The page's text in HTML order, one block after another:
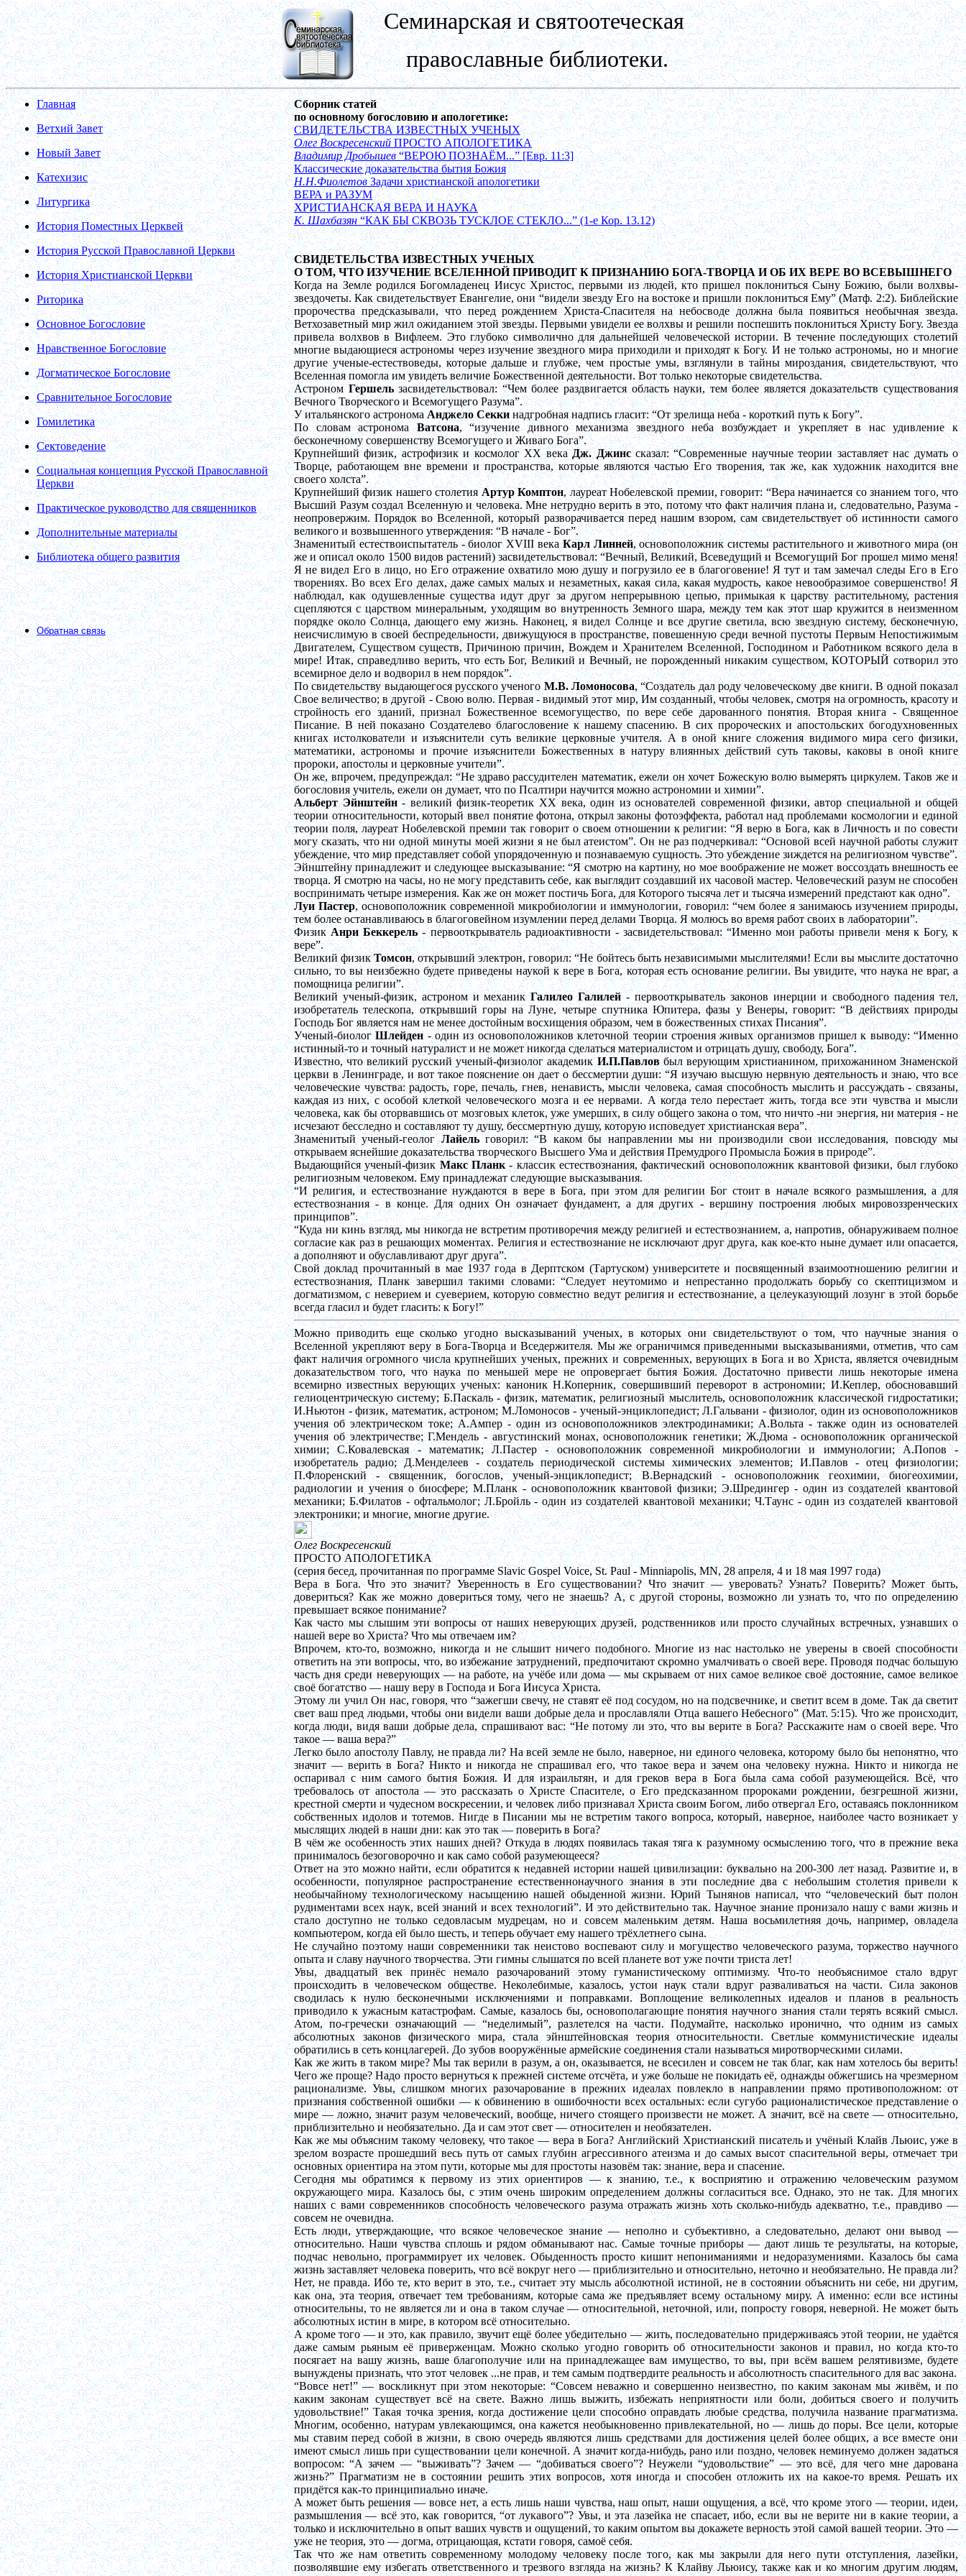
Семинарская и святоотеческая
православные библиотеки.
Главная
Ветхий Завет
Новый Завет
Катехизис
Литургика
История Поместных Церквей
История Русской Православной Церкви
История Христианской Церкви
Риторика
Основное Богословие
Нравственное Богословие
Догматическое Богословие
Сравнительное Богословие
Гомилетика
Сектоведение
Социальная концепция Русской Православной
Церкви
Практическое руководство для священников
Дополнительные материалы
Библиотека общего развития
Обратная связь
Сборник статей
по основному богословию и апологетике:
СВИДЕТЕЛЬСТВА ИЗВЕСТНЫХ УЧЕНЫХ
Олег ВоскресенскийПРОСТО АПОЛОГЕТИКА
Владимир Дробышев“ВЕРОЮ ПОЗНАЁМ...” [Евр. 11:3]
Классические доказательства бытия Божия
Н.Н.ФиолетовЗадачи христианской апологетики
ВЕРА и РАЗУМ
ХРИСТИАНСКАЯ ВЕРА И НАУКА
К. Шахбазян “КАК БЫ СКВОЗЬ ТУСКЛОЕ СТЕКЛО...” (1-е Кор. 13.12)
СВИДЕТЕЛЬСТВА ИЗВЕСТНЫХ УЧЕНЫХ
О ТОМ, ЧТО ИЗУЧЕНИЕ ВСЕЛЕННОЙ ПРИВОДИТ К ПРИЗНАНИЮ БОГА-ТВОРЦА И ОБ ИХ ВЕРЕ ВО ВСЕВЫШНЕГО
Когда на Земле родилсяБогомладенецИисус Христос, первыми из людей, кто пришел поклониться Сыну Божию, были волхвы-
звездочеты. Как свидетельствует Евангелие, они “видели звезду Его на востоке и пришли поклониться Ему” (Матф. 2:2). Библейские
пророчества предсказывали, что перед рождением Христа-Спасителя на небосводе должна была появиться необычная звезда.
Ветхозаветный мир жил ожиданием этой звезды. Первыми увидели ее волхвы и решили поспешить поклониться Христу Богу. Звезда
привела волхвов в Вифлеем. Это глубоко символично для дальнейшей человеческой истории. В течение последующих столетий
многие выдающиеся астрономы через изучение звездного мира приходили и приходят к Богу. И не только астрономы, но и многие
другие ученые-естествоведы, которые дальше и глубже, чем простые умы, взглянули в тайны мироздания, свидетельствуют, что
Вселенная помогла им увидеть величие Божественной деятельности. Вот только некоторые свидетельства.
АстрономГершельзасвидетельствовал: “Чем более раздвигается область науки, тем более является доказательств существования
Вечного Творческого и Всемогущего Разума”.
У итальянского астрономаАнджело Секкинадгробная надпись гласит: “От зрелища неба - короткий путь к Богу”.
По словам астрономаВатсона, “изучение дивного механизма звездного неба возбуждает и укрепляет в нас удивление к
бесконечному совершенству Всемогущего и Живаго Бога”.
Крупнейший физик, астрофизик и космолог XX векаДж. Джинссказал: “Современные научные теории заставляет нас думать о
Творце, работающем вне времени и пространства, которые являются частью Его творения, так же, как художник находится вне
своего холста”.
Крупнейший физик нашего столетияАртур Комптон, лауреат Нобелевской премии, говорит: “Вера начинается со знанием того, что
Высший Разум создал Вселенную и человека. Мне нетрудно верить в это, потому что факт наличия плана и, следовательно, Разума -
неопровержим. Порядок во Вселенной, который разворачивается перед нашим взором, сам свидетельствует об истинности самого
великого и возвышенного утверждения: “В начале - Бог”.
Знаменитый естествоиспытатель - биолог XVIII векаКарл Линней, основоположник системы растительного и животного мира (он
же и описал около 1500 видов растений) засвидетельствовал: “Вечный, Великий, Всеведущий и Всемогущий Бог прошел мимо меня!
Я не видел Его в лицо, но Его отражение охватило мою душу и погрузило ее в благоговение! Я тут и там замечал следы Его в Его
творениях. Во всех Его делах, даже самых малых и незаметных, какая сила, какая мудрость, какое невообразимое совершенство! Я
наблюдал, как одушевленные существа идут друг за другом непрерывною цепью, примыкая к царству растительному, растения
сцепляются с царством минеральным, уходящим во внутренность Земного шара, между тем как этот шар кружится в неизменном
порядке около Солнца, дающего ему жизнь. Наконец, я видел Солнце и все другие светила, всю звездную систему, бесконечную,
неисчислимую в своей беспредельности, движущуюся в пространстве, повешенную среди вечной пустоты Первым Непостижимым
Двигателем, Существом существ, Причиною причин, Вождем и Хранителем Вселенной, Господином и Работником всякого дела в
мире! Итак, справедливо верить, что есть Бог, Великий и Вечный, не порожденный никаким существом, КОТОРЫЙ сотворил это
всемирное дело и водворил в нем порядок”.
По свидетельству выдающегося русского ученогоМ.В. Ломоносова, “Создатель дал роду человеческому две книги. В одной показал
Свое величество; в другой - Свою волю. Первая - видимый этот мир, Им созданный, чтобы человек, смотря на огромность, красоту и
стройность его зданий, признал Божественное всемогущество, по вере себе дарованного понятия. Вторая книга - Священное
Писание. В ней показаноСоздателевоблагословение к нашему спасению. В сих пророческих и апостольскихбогодухновенных
книгах истолкователи иизъяснителисуть великие церковные учителя. А в оной книге сложения видимого мира сего физики,
математики, астрономы и прочиеизъяснителиБожественных в натурувлиянныхдействий суть таковы, каковы в оной книге
пророки, апостолы и церковные учители”.
Он же, впрочем, предупреждал: “Не здраво рассудителен математик, ежели он хочет Божескую волю вымерять циркулем. Таков же и
богословия учитель, ежели он думает, что по Псалтири научится можно астрономии и химии”.
Альберт Эйнштейн- великий физик-теоретик XX века, один из основателей современной физики, автор специальной и общей
теории относительности, который ввел понятие фотона, открыл законы фотоэффекта, работал над проблемами космологии и единой
теории поля, лауреат Нобелевской премии так говорит о своем отношении к религии: “Я верю в Бога, как в Личность и по совести
могу сказать, что ни одной минуты моей жизни я не был атеистом”. Он не раз подчеркивал: “Основой всей научной работы служит
убеждение, что мир представляет собой упорядоченную и познаваемую сущность. Это убеждение зиждется на религиозном чувстве”.
Эйнштейну принадлежит и следующее высказывание: “Я смотрю на картину, но мое воображение не может воссоздать внешность ее
творца. Я смотрю на часы, но не могу представить себе, как выглядит создавший их часовой мастер. Человеческий разум не способен
воспринимать четыре измерения. Как же он может постичь Бога, для Которого тысяча лет и тысяча измерений предстают как одно”.
Луи Пастер, основоположник современной микробиологии и иммунологии, говорил: “чем более я занимаюсь изучением природы,
тем более останавливаюсь в благоговейном изумлении перед делами Творца. Я молюсь во время работ своих в лаборатории”.
ФизикАнри Беккерель- первооткрыватель радиоактивности - засвидетельствовал: “Именно мои работы привели меня к Богу, к
вере”.
Великий физикТомсон, открывший электрон, говорил: “Не бойтесь быть независимыми мыслителями! Если вы мыслите достаточно
сильно, то вы неизбежно будете приведены наукой к вере в Бога, которая есть основание религии. Вы увидите, что наука не враг, а
помощница религии”.
Великий ученый-физик, астроном и механикГалилео Галилей- первооткрыватель законов инерции и свободного падения тел,
изобретатель телескопа, открывший горы на Луне, четыре спутника Юпитера, фазы у Венеры, говорит: “В действиях природы
Господь Бог является нам не менее достойным восхищения образом, чем в божественных стихах Писания”.
Ученый-биологШлейден- один из основоположников клеточной теории строения живых организмов пришел к выводу: “Именно
истинный-то и точный натуралист и не может никогда сделаться материалистом и отрицать душу, свободу, Бога”.
Известно, что великий русский ученый-физиолог академикИ.П.Павловбыл верующим христианином, прихожанином Знаменской
церкви в Ленинграде, и вот такое пояснение он дает о бессмертии души: “Я изучаю высшую нервную деятельность и знаю, что все
человеческие чувства: радость, горе, печаль, гнев, ненависть, мысли человека, самая способность мыслить и рассуждать - связаны,
каждая из них, с особой клеткой человеческого мозга и ее нервами. А когда тело перестает жить, тогда все эти чувства и мысли
человека, как бы оторвавшись от мозговых клеток, уже умерших, в силу общего закона о том, что ничто -ни энергия, ни материя - не
исчезают бесследно и составляют ту душу, бессмертную душу, которую исповедует христианская вера”.
Знаменитый ученый-геологЛайельговорил: “В каком бы направлении мы ни производили свои исследования, повсюду мы
открываем яснейшие доказательства творческого Высшего Ума и действия Премудрого Промысла Божия в природе”.
Выдающийся ученый-физикМакс Планк- классик естествознания, фактический основоположник квантовой физики, был глубоко
религиозным человеком. Ему принадлежат следующие высказывания.
“И религия, и естествознание нуждаются в вере в Бога, при этом для религии Бог стоит в начале всякого размышления, а для
естествознания - в конце. Для одних Он означает фундамент, а для других - вершину построения любых мировоззренческих
принципов”.
“Куда ни кинь взгляд, мы никогда не встретим противоречия между религией и естествознанием, а, напротив, обнаруживаем полное
согласие как раз в решающих моментах. Религия и естествознание не исключают друг друга, как кое-кто ныне думает или опасается,
а дополняют и обуславливают друг друга”.
Свой доклад прочитанный в мае 1937 года вДерптском(Тартуском) университете и посвященный взаимоотношению религии и
естествознания, Планк завершил такими словами: “Следует неутомимо и непрестанно продолжать борьбу со скептицизмом и
догматизмом, с неверием и суеверием, которую совместно ведут религия и естествознание, а целеуказующийлозунг в этой борьбе
всегда гласил и будет гласить: к Богу!”
Можно приводить еще сколько угодно высказываний ученых, в которых они свидетельствуют о том, что научные знания о
Вселенной укрепляют веру в Бога-Творца и Вседержителя. Мы же ограничимся приведенными высказываниями, отметив, что сам
факт наличия огромного числа крупнейших ученых, прежних и современных, верующих в Бога и во Христа, является очевидным
доказательством того, что наука по меньшей мере не опровергает бытия Божия. Достаточно привести лишь некоторые имена
всемирно известных верующих ученых: каноник Н.Коперник, совершивший переворот в астрономии; И.Кеплер, обосновавший
гелиоцентрическую систему; Б.Паскаль - физик, математик, религиозный мыслитель, основоположник классической гидростатики;
И.Ньютон - физик, математик, астроном; М.Ломоносов - ученый-энциклопедист;Л.Гальвани- физиолог, один из основоположников
учения об электрическом токе; А.Ампер - один из основоположников электродинамики; А.Вольта - также один из основателей
учения об электричестве; Г.Мендель -августинскиймонах, основоположник генетики; Ж.Дюма - основоположник органической
химии; С.Ковалевская - математик; Л.Пастер - основоположник современной микробиологии и иммунологии; А.Попов -
изобретатель радио; Д.Менделеев - создатель периодической системы химических элементов; И.Павлов - отец физиологии;
П.Флоренский - священник, богослов, ученый-энциклопедист; В.Вернадский - основоположник геохимии, биогеохимии,
радиологии и учения о биосфере; М.Планк - основоположник квантовой физики; Э.Шредингер - один из создателей квантовой
механики; Б.Филатов - офтальмолог; Л.Бройль - один из создателей квантовой механики;Ч.Таунс- один из создателей квантовой
электроники; и многие, многие другие.
Олег Воскресенский
ПРОСТО АПОЛОГЕТИКА
(серия бесед, прочитанная по программе Slavic Gospel Voice, St. Paul -Minniapolis, MN, 28 апреля, 4 и 18 мая 1997 года)
Вера в Бога. Что это значит? Уверенность в Его существовании? Что значит — уверовать? Узнать? Поверить? Может быть,
довериться? Как же можно довериться тому, чего не знаешь? А, с другой стороны, возможно ли узнать то, что по определению
превышает всякое понимание?
Как часто мы слышим эти вопросы от наших неверующих друзей, родственников или просто случайных встречных, узнавших о
нашей вере во Христа? Что мы отвечаем им?
Впрочем, кто-то, возможно, никогда и не слышит ничего подобного. Многие из нас настолько не уверены в своей способности
ответить на эти вопросы, что, во избежание затруднений, предпочитают скромно умалчивать о своей вере. Проводя подчас большую
часть дня среди неверующих — на работе, на учёбе или дома — мы скрываем от них самое великое своё достояние, самое великое
своё богатство — нашу веру в Господа и Бога Иисуса Христа.
Этому ли учил Он нас, говоря, что “зажегши свечу, не ставят её под сосудом, но на подсвечнике, и светит всем в доме. Так да светит
свет ваш пред людьми, чтобы они видели ваши добрые дела и прославляли Отца вашего Небесного” (Мат. 5:15). Что же происходит,
когда люди, видя ваши добрые дела, спрашивают вас: “Не потому ли это, что вы верите в Бога? Расскажите нам о своей вере. Что
такое — ваша вера?”
Легко было апостолу Павлу, не правда ли? На всей земле не было, наверное, ни единого человека, которому было бы непонятно, что
значит — верить в Бога? Никто и никогда не спрашивал его, что такое вера и зачем она человеку нужна. Никто и никогда не
оспаривал с ним самого бытия Божия. И для израильтян, и для греков вера в Бога была сама собой разумеющейся. Всё, что
требовалось от апостола — это рассказать о Христе Спасителе, о Его предсказанном пророками рождении, безгрешной жизни,
крестной смерти и чудесном воскресении, и человек либо признавал Христа своим Богом, либо отвергал Его, оставаясь поклонником
собственных идолов и тотемов. Нигде в Писании мы не встретим такого вопроса, который, наверное, наиболее часто возникает у
мыслящих людей в наши дни: как это так — поверить в Бога?
В чём же особенность этих наших дней? Откуда в людях появилась такая тяга к разумному осмыслению того, что в прежние века
принималось безоговорочно и как само собой разумеющееся?
Ответ на это можно найти, если обратится к недавней истории нашей цивилизации: буквально на 200-300 лет назад. Развитие и, в
особенности, популярное распространение естественнонаучного знания в эти последние два с небольшим столетия привели к
необычайному технологическому насыщению нашей обыденной жизни. Юрий Тынянов написал, что “человеческий быт полон
рудиментами всех наук, всей знаний и всех технологий”. И это действительно так. Научное знание пронизало нашу с вами жизнь и
стало доступно не только седовласым мудрецам, но и совсем маленьким детям. Наша восьмилетняя дочь, например, овладела
компьютером, когда ей было шесть, и теперь обучает ему нашего трёхлетнего сына.
Не случайно поэтому наши современники так неистово воспевают силу и могущество человеческого разума, торжество научного
опыта и славу научного творчества. Эти гимны слышатся по всей планете вот уже почти триста лет!
Увы, двадцатый век принёс немало разочарований этому гуманистическому оптимизму. Что-то необъяснимое стало вдруг
происходить в человеческом обществе. Неколебимые, казалось, устои наук стали вдруг разваливаться на части. Сила законов
сводилась к нулю бесконечными исключениями и поправками. Воплощение великолепных идеалов и планов в реальность
приводило к ужасным катастрофам. Самые, казалось бы, основополагающие понятия научного знания стали терять всякий смысл.
Атом, по-гречески означающий — “неделимый”, разлетелся на части. Подумайте, насколько иронично, что одним из самых
абсолютных законов физического мира, стала эйнштейновская теория относительности. Светлые коммунистические идеалы
обратились в сеть концлагерей. До зубов вооружённые армейские соединения стали называться миротворческими силами.
Как же жить в таком мире? Мы так верили в разум, а он, оказывается, не всесилен и совсем не так благ, как нам хотелось бы верить!
Чего же проще? Надо просто вернуться к прежней системе отсчёта, и уже больше не покидать её, однажды обжегшись на чрезмерном
рационализме. Увы, слишком многих разочарование в прежних идеалах повлекло в направлении прямо противоположном: от
признания собственной ошибки — к обвинению в ошибочности всех остальных: если сугубо рационалистическое представление о
мире — ложно, значит разум человеческий, вообще, ничего стоящего произвести не может. А значит, всё на свете — относительно,
приблизительно и необязательно. Да и сам этот свет — относителен и необязателен.
Как же мы объясним такому человеку, что такое — вера в Бога? Английский Христианский писатель и учёныйКлайвЛьюис, уже в
зрелом возрасте прошедший весь путь от самых глубин агрессивного атеизма и до самых высот спасительной веры, отмечает три
основных ориентира на этом пути, которые мы для простоты назовём так: знание, вера и спасение.
Сегодня мы обратимся к первому из этих ориентиров — к знанию, т.е., к восприятию и отражению человеческим разумом
окружающего мира. Казалось бы, с этим очень широким определением должны согласиться все. Однако, это не так. Для многих
наших с вами современников способность человеческого разума отражать жизнь хоть сколько-нибудь адекватно, т.е., правдиво —
совсем не очевидна.
Есть люди, утверждающие, что всякое человеческое знание — неполно и субъективно, а следовательно, делают они вывод —
относительно. Наши чувства сплошь и рядом обманывают нас. Самые точные приборы — дают лишь те результаты, на которые,
подчас невольно, программирует их человек. Обыденность просто кишит непониманиями и недоразумениями. Казалось бы сама
жизнь заставляет человека поверить, что всё вокруг него — приблизительно и относительно, неточно и необязательно. Не правда ли?
Нет, не правда. Ибо те, кто верит в это, т.е., считает эту мысль абсолютной истиной, не в состоянии объяснить ни себе, ни другим,
как она, эта теория, отвечает тем требованиям, которые сама же предъявляет всему остальному миру. А именно: если все истины
относительны, то не является ли и она в таком случае — относительной, неточной, или, попросту говоря, неверной. Не может быть
абсолютных истин в мире, в котором всё относительно.
А кроме того — и это, как правило, звучит ещё более убедительно — жить, последовательно придерживаясь этой теории, не удаётся
даже самым рьяным её приверженцам. Можно сколько угодно говорить об относительности законов и правил, но когда кто-то
посягает на вашу жизнь, ваше благополучие или на принадлежащее вам имущество, то вы, при всём вашем релятивизме, будете
вынуждены признать, что этот человек ...не прав, и тем самым подтвердите реальность и абсолютность спасительного для вас закона.
“Вовсе нет!” — воскликнут при этом некоторые: “Совсем неважно и совершенно неизвестно, по каким законам мы живём, и по
каким законам существует всё на свете. Важно лишь выжить, избежать неприятности или боли, добиться своего и получить
удовольствие!” Такая точка зрения, когда достижение цели способно оправдать любые средства, получила название прагматизма.
Многим, особенно, натурам увлекающимся, она кажется необыкновенно привлекательной, но — лишь до поры. Все цели, которые
мы ставим перед собой в жизни, в свою очередь являются лишь средствами для достижения целей более общих, а все вместе они
имеют смысл лишь при существовании цели конечной. А значит когда-нибудь, рано или поздно, человек неминуемо должен задаться
вопросом: “А зачем — “выживать”? Зачем — “добиваться своего”? Неужели “удовольствие” — это всё, для чего мне дарована
жизнь?” Прагматизм не в состоянии решить этих вопросов, хотя иногда и способен отложить их на какое-то время. Решать их
придётся как-то принципиально иначе.
А может быть решения — вовсе нет, а есть лишь наши чувства, наш опыт, наши ощущения, а всё, что кроме этого — теории, идеи,
размышления — всё это, как говорится, “от лукавого”? Увы, и эта лазейка не спасает, ибо, если вы не верите ни в какие теории, а
только и исключительно в опыт ваших чувств и ощущений, то каким опытом вы докажете верность этой самой вашей теории. Это —
уже не теория, это — догма, отрицающая, кстати говоря, самоё себя.
Так что же нам ответить современному молодому человеку после того, как мы закрыли для него пути отступления, лазейки,
позволявшие ему избегать ответственного и трезвого взгляда на жизнь? ККлайвуЛьюису, также как и ко многим другим людям,